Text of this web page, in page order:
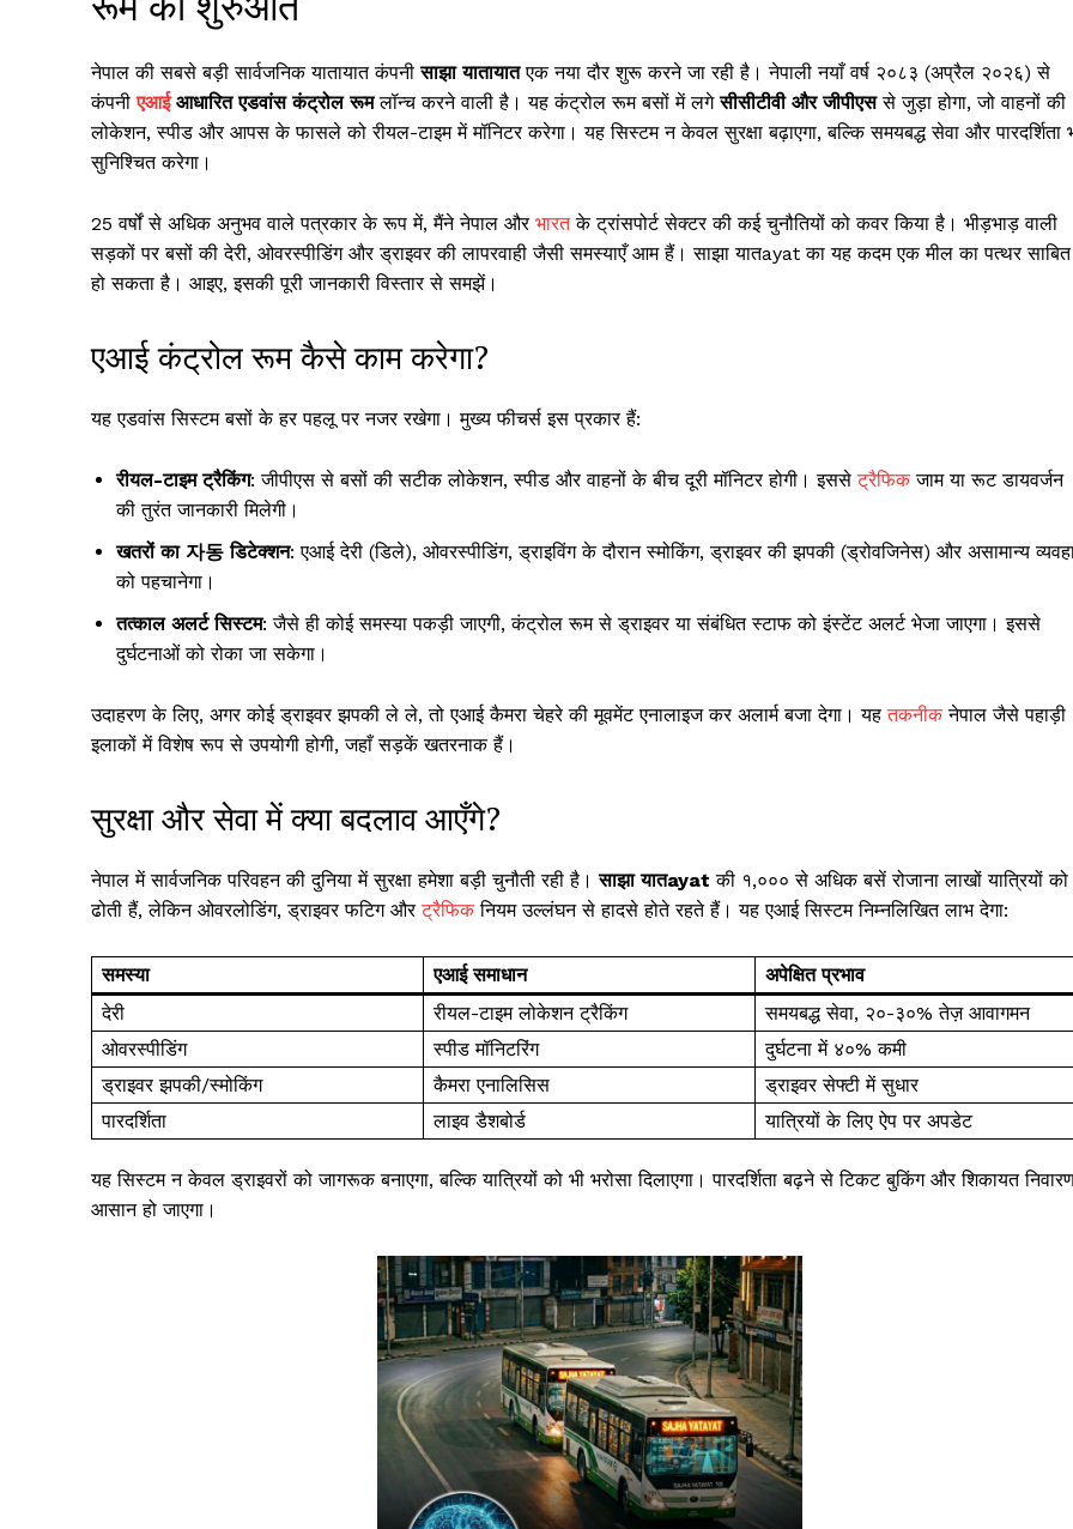
नेपाल की सबसे बड़ी सार्वजनिक यातायात कंपनीसाझा यातायातएक नया दौर शुरू करने जा रही है। नेपाली नयाँ वर्ष २०८३ (अप्रैल २०२६) से
कंपनीएआईआधारित एडवांस कंट्रोल रूमलॉन्च करने वाली है। यह कंट्रोल रूम बसों में लगेसीसीटीवी और जीपीएससे जुड़ा होगा, जो वाहनों की
लोकेशन, स्पीड और आपस के फासले को रीयल-टाइम में मॉनिटर करेगा। यह सिस्टम न केवल सुरक्षा बढ़ाएगा, बल्कि समयबद्ध सेवा और पारदर्शिता
सुनिश्चित करेगा।
25 वर्षों से अधिक अनुभव वाले पत्रकार के रूप में, मैंने नेपाल और भारतके ट्रांसपोर्ट सेक्टर की कई चुनौतियों को कवर किया है। भीड़भाड़ वाली
सड़कों पर बसों की देरी, ओवरस्पीडिंग और ड्राइवर की लापरवाही जैसी समस्याएँ आम हैं। साझा यातayat का यह कदम एक मील का पत्थर साबित
हो सकता है। आइए, इसकी पूरी जानकारी विस्तार से समझें।
एआई कंट्रोल रूम कैसे काम करेगा?
यह एडवांस सिस्टम बसों के हर पहलू पर नजर रखेगा। मुख्य फीचर्स इस प्रकार हैं:
रीयल-टाइम ट्रैकिंग: जीपीएस से बसों की सटीक लोकेशन, स्पीड और वाहनों के बीच दूरी मॉनिटर होगी। इससेट्रैफिक जाम या रूट डायवर्जन
की तुरंत जानकारी मिलेगी।
खतरों का 자동 डिटेक्शन: एआई देरी (डिले), ओवरस्पीडिंग, ड्राइविंग के दौरान स्मोकिंग, ड्राइवर की झपकी (ड्रोवजिनेस) और असामान्य
को पहचानेगा।
तत्काल अलर्ट सिस्टम: जैसे ही कोई समस्या पकड़ी जाएगी, कंट्रोल रूम से ड्राइवर या संबंधित स्टाफ को इंस्टेंट अलर्ट भेजा जाएगा। इससे
दुर्घटनाओं को रोका जा सकेगा।
उदाहरण के लिए, अगर कोई ड्राइवर झपकी ले ले, तो एआई कैमरा चेहरे की मूवमेंट एनालाइज कर अलार्म बजा देगा। यहतकनीक नेपाल जैसे पहाड़ी
इलाकों में विशेष रूप से उपयोगी होगी, जहाँ सड़कें खतरनाक हैं।
सुरक्षा और सेवा में क्या बदलाव आएँगे?
नेपाल में सार्वजनिक परिवहन की दुनिया में सुरक्षा हमेशा बड़ी चुनौती रही है।साझा यातayat की १,००० से अधिक बसें रोजाना लाखों यात्रियों को
ढोती हैं, लेकिन ओवरलोडिंग, ड्राइवर फटिग औरट्रैफिक नियम उल्लंघन से हादसे होते रहते हैं। यह एआई सिस्टम निम्नलिखित लाभ देगा:
समस्या एआई समाधान
अपेक्षित प्रभाव
देरी
रीयल-टाइम लोकेशन ट्रैकिंग
समयबद्ध सेवा, २०-३०% तेज़ आवागमन
ओवरस्पीडिंग
स्पीड मॉनिटरिंग
दुर्घटना में ४०% कमी
ड्राइवर झपकी/स्मोकिंग
कैमरा एनालिसिस
ड्राइवर सेफ्टी में सुधार
पारदर्शिता
लाइव डैशबोर्ड यात्रियों के लिए ऐप पर अपडेट
यह सिस्टम न केवल ड्राइवरों को जागरूक बनाएगा, बल्कि यात्रियों को भी भरोसा दिलाएगा। पारदर्शिता बढ़ने से टिकट बुकिंग और शिकायत
आसान हो जाएगा।